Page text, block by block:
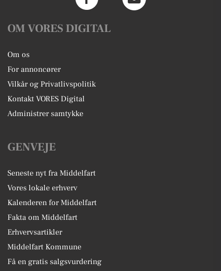
OM VORES DIGITAL
Om os
For annoncører
Vilkår og Privatlivspolitik
Kontakt VORES Digital
Administrer samtykke
GENVEJE
Seneste nyt fra Middelfart
Vores lokale erhverv
Kalenderen for Middelfart
Fakta om Middelfart
Erhvervsartikler
Middelfart Kommune
Få en gratis salgsvurdering